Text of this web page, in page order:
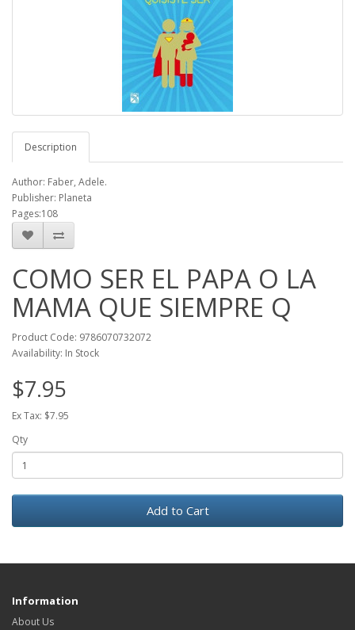
Description
Author: Faber, Adele.
Publisher: Planeta
Pages:108
COMO SER EL PAPA O LA
MAMA QUE SIEMPRE Q
Product Code: 9786070732072
Availability: In Stock
$7.95
Ex Tax: $7.95
Qty
Add to Cart
Information
About Us